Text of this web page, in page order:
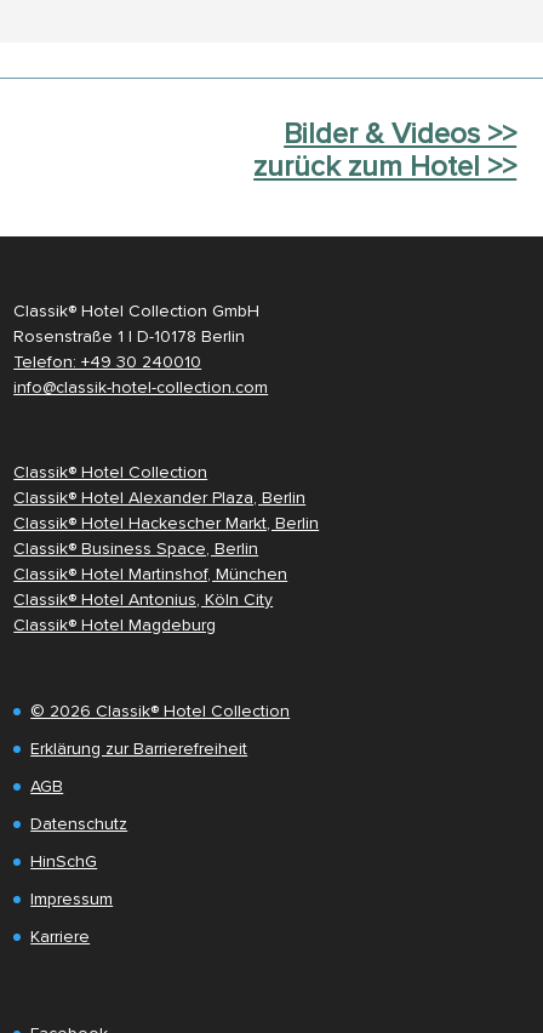
Bilder & Videos >>
zurück zum Hotel >>
Classik® Hotel Collection GmbH
Rosenstraße 1 | D-10178 Berlin
Telefon: +49 30 240010
info@classik-hotel-collection.com
Classik® Hotel Collection
Classik® Hotel Alexander Plaza, Berlin
Classik® Hotel Hackescher Markt, Berlin
Classik® Business Space, Berlin
Classik® Hotel Martinshof, München
Classik® Hotel Antonius, Köln City
Classik® Hotel Magdeburg
© 2026 Classik® Hotel Collection
Erklärung zur Barrierefreiheit
AGB
Datenschutz
HinSchG
Impressum
Karriere